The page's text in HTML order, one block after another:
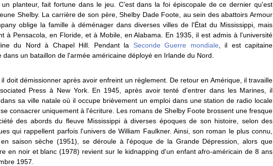
un planteur, fait fortune dans le jeu. C'est dans la foi épiscopale de ce dernier qu'est
Shelby. La carrière de son père, Shelby Dade Foote, au sein des abattoirs Armour
oblige la famille à déménager dans diverses villes de l'État du Mississippi, mais
à Pensacola, en Floride, et à Mobile, en Alabama. En 1935, il est admis à l'université
du Nord à Chapel Hill. Pendant la Seconde Guerre mondiale , il est capitaine
dans un bataillon de l'armée américaine déployé en Irlande du Nord.
il doit démissionner après avoir enfreint un règlement. De retour en Amérique, il travaille
Press à New York. En 1945, après avoir tenté d'entrer dans les Marines, il
sa ville natale où il occupe brièvement un emploi dans une station de radio locale
consacrer uniquement à l'écriture. Les romans de Shelby Foote brossent une fresque
des abords du fleuve Mississippi à diverses époques de son histoire, selon des
qui rappellent parfois l'univers de William Faulkner. Ainsi, son roman le plus connu,
saison sèche (1951), se déroule à l'époque de la Grande Dépression, alors que
en noir et blanc (1978) revient sur le kidnapping d'un enfant afro-américain de 8 ans
1957.